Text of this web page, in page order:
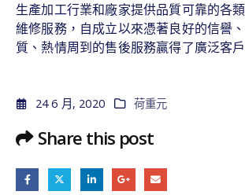
生產加工行業和廠家提供品質可靠的各
維修服務，自成立以來憑著良好的信譽
質、熱情周到的售後服務贏得了廣泛客
24 6 月, 2020 荷重元
Share this post